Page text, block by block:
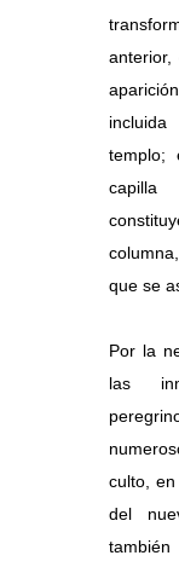
templo;
que se
Por la
las
culto,
del